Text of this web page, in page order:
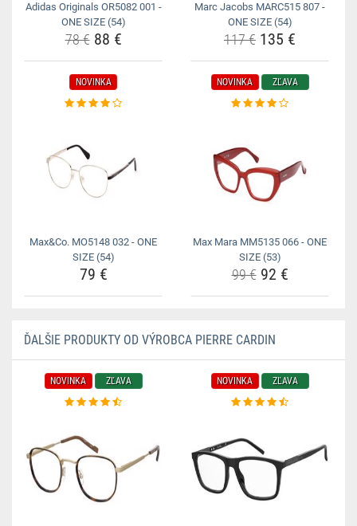
Adidas Originals OR5082 001 -
ONE SIZE (54)
78 €88 €
Marc Jacobs MARC515 807 -
ONE SIZE (54)
117 € 135 €
NOVINKA
Max&Co. MO5148 032 - ONE
SIZE (54)
79 €
NOVINKA ZĽAVA
Max Mara MM5135 066 - ONE
SIZE (53)
99 €92 €
ĎALŠIE PRODUKTY OD VÝROBCA PIERRE CARDIN
NOVINKA ZĽAVA NOVINKA ZĽAVA